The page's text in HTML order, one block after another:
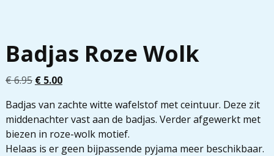
Badjas Roze Wolk
€6.95 €5.00
Badjas van zachte witte wafelstof met ceintuur. Deze zit
middenachter vast aan de badjas. Verder afgewerkt met
biezen in roze-wolk motief.
Helaas is er geen bijpassende pyjama meer beschikbaar.